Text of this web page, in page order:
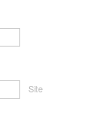
Site